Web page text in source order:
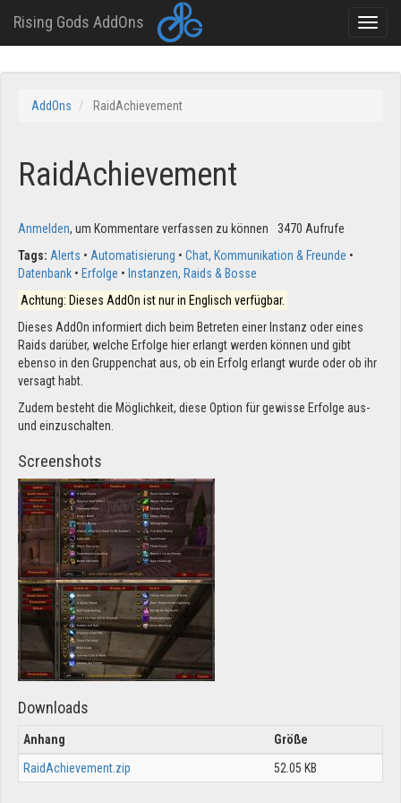
Rising Gods AddOns
Toggle
AddOns RaidAchievement
RaidAchievement
Anmelden, um Kommentare verfassen zu können
3470 Aufrufe
Tags: Alerts Automatisierung
Chat, Kommunikation & Freunde
Datenbank
Erfolge
Instanzen, Raids & Bosse
Achtung: Dieses AddOn ist nur in Englisch verfügbar.
Dieses AddOn informiert dich beim Betreten einer Instanz oder eines
Raids darüber, welche Erfolge hier erlangt werden können und gibt
ebenso in den Gruppenchat aus, ob ein Erfolg erlangt wurde oder ob ihr
versagt habt.
Zudem besteht die Möglichkeit, diese Option für gewisse Erfolge aus-
und einzuschalten.
Screenshots
Downloads
Anhang
Größe
RaidAchievement.zip
52.05 KB